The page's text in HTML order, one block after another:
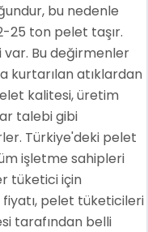
bu nedenle
25 ton pelet taşır.
Bu değirmenler
kurtarılan atıklardan
kalitesi, üretim
talebi gibi
Türkiye'deki pelet
işletme sahipleri
tüketici için
pelet tüketicileri
tarafından belli